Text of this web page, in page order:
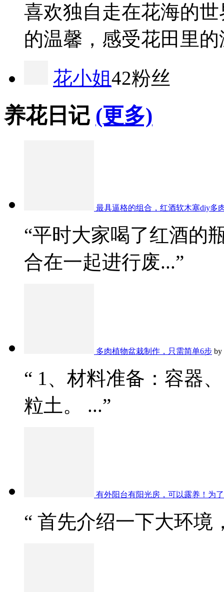
喜欢独自走在花海的
的温馨，感受花田里
花小姐42粉丝
养花日记 (更多)
最具逼格的组合，红酒软木塞diy多
“平时大家喝了红酒的
合在一起进行废...”
多肉植物盆栽制作，只需简单6步 by
“ 1、材料准备：容器
粒土。 ...”
有外阳台有阳光房，可以露养！为
“ 首先介绍一下大环境